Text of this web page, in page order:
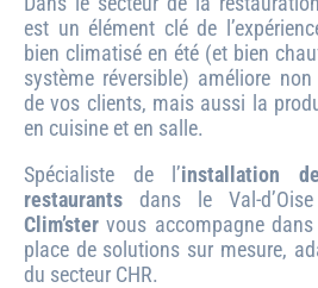
est un élément clé de
bien climatisé en été (et bien
système réversible) améliore
de vos clients, mais aussi la
en cuisine et en salle.
Spécialiste de l’installation
restaurants dans le Val-
Clim’ster vous accompagne
place de solutions sur mesure,
du secteur CHR.